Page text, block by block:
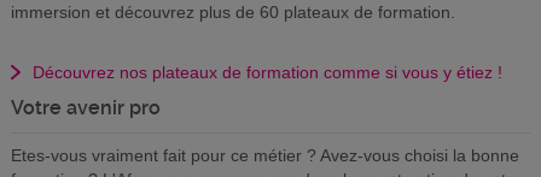
immersion et découvrez plus de 60 plateaux de formation.
Découvrez nos plateaux de formation comme si vous y étiez !
Votre avenir pro
Etes-vous vraiment fait pour ce métier ? Avez-vous choisi la bonne